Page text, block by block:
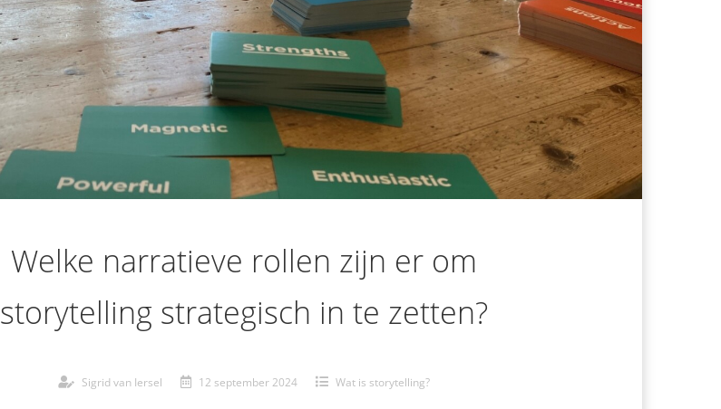
Welke narratieve rollen zijn er om
storytelling strategisch in te zetten?
Sigrid van Iersel 12 september 2024 Wat is storytelling?